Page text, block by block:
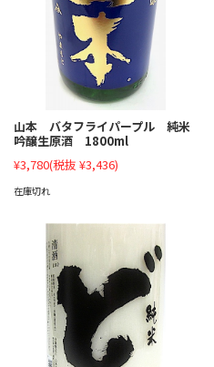
山本 バタフライパープル 純米
吟醸生原酒 1800ml
¥3,780(税抜 ¥3,436)
在庫切れ